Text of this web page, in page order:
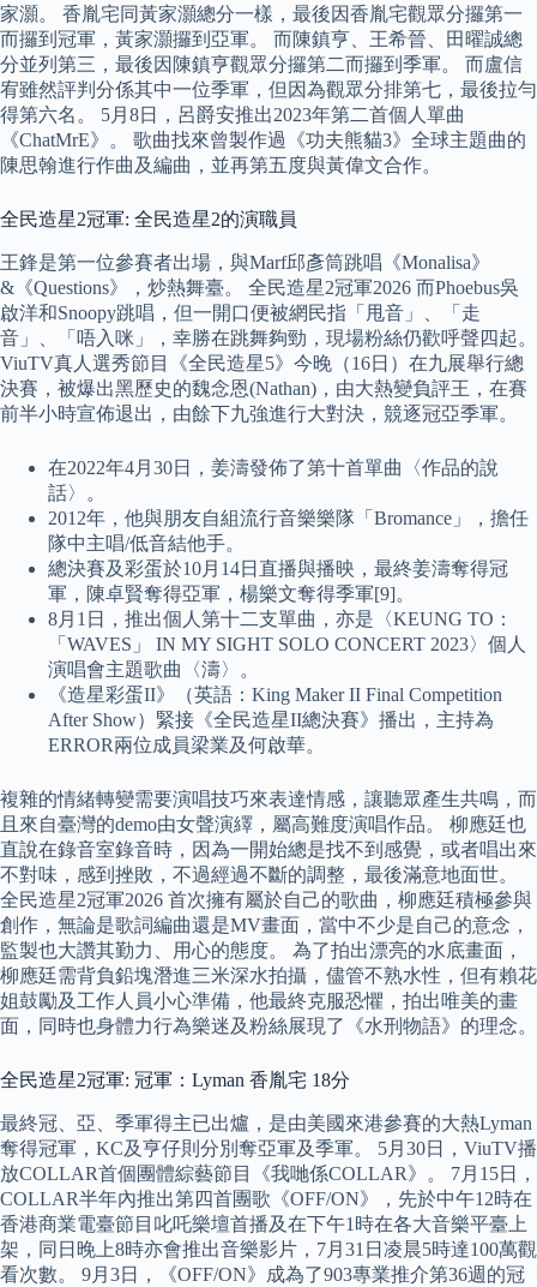
家灝。 香胤宅同黃家灝總分一樣，最後因香胤宅觀眾分攞第一
而攞到冠軍，黃家灝攞到亞軍。 而陳鎮亨、王希晉、田曜誠總
分並列第三，最後因陳鎮亨觀眾分攞第二而攞到季軍。 而盧信
宥雖然評判分係其中一位季軍，但因為觀眾分排第七，最後拉勻
得第六名。 5月8日，呂爵安推出2023年第二首個人單曲
《ChatMrE》。 歌曲找來曾製作過《功夫熊貓3》全球主題曲的
陳思翰進行作曲及編曲，並再第五度與黃偉文合作。
全民造星2冠軍: 全民造星2的演職員
王鋒是第一位參賽者出場，與Marf邱彥筒跳唱《Monalisa》
&《Questions》，炒熱舞臺。 全民造星2冠軍2026 而Phoebus吳
啟洋和Snoopy跳唱，但一開口便被網民指「甩音」、「走
音」、「唔入咪」，幸勝在跳舞夠勁，現場粉絲仍歡呼聲四起。
ViuTV真人選秀節目《全民造星5》今晚（16日）在九展舉行總
決賽，被爆出黑歷史的魏念恩(Nathan)，由大熱變負評王，在賽
前半小時宣佈退出，由餘下九強進行大對決，競逐冠亞季軍。
在2022年4月30日，姜濤發佈了第十首單曲〈作品的說
話〉。
2012年，他與朋友自組流行音樂樂隊「Bromance」，擔任
隊中主唱/低音結他手。
總決賽及彩蛋於10月14日直播與播映，最終姜濤奪得冠
軍，陳卓賢奪得亞軍，楊樂文奪得季軍[9]。
8月1日，推出個人第十二支單曲，亦是〈KEUNG TO：
「WAVES」 IN MY SIGHT SOLO CONCERT 2023〉個人
演唱會主題歌曲〈濤〉。
《造星彩蛋II》（英語：King Maker II Final Competition
After Show）緊接《全民造星II總決賽》播出，主持為
ERROR兩位成員梁業及何啟華。
複雜的情緒轉變需要演唱技巧來表達情感，讓聽眾產生共鳴，而
且來自臺灣的demo由女聲演繹，屬高難度演唱作品。 柳應廷也
直說在錄音室錄音時，因為一開始總是找不到感覺，或者唱出來
不對味，感到挫敗，不過經過不斷的調整，最後滿意地面世。
全民造星2冠軍2026 首次擁有屬於自己的歌曲，柳應廷積極參與
創作，無論是歌詞編曲還是MV畫面，當中不少是自己的意念，
監製也大讚其勤力、用心的態度。 為了拍出漂亮的水底畫面，
柳應廷需背負鉛塊潛進三米深水拍攝，儘管不熟水性，但有賴花
姐鼓勵及工作人員小心準備，他最終克服恐懼，拍出唯美的畫
面，同時也身體力行為樂迷及粉絲展現了《水刑物語》的理念。
全民造星2冠軍: 冠軍：Lyman 香胤宅 18分
最終冠、亞、季軍得主已出爐，是由美國來港參賽的大熱Lyman
奪得冠軍，KC及亨仔則分別奪亞軍及季軍。 5月30日，ViuTV播
放COLLAR首個團體綜藝節目《我哋係COLLAR》。 7月15日，
COLLAR半年內推出第四首團歌《OFF/ON》，先於中午12時在
香港商業電臺節目叱吒樂壇首播及在下午1時在各大音樂平臺上
架，同日晚上8時亦會推出音樂影片，7月31日凌晨5時達100萬觀
看次數。 9月3日，《OFF/ON》成為了903專業推介第36週的冠